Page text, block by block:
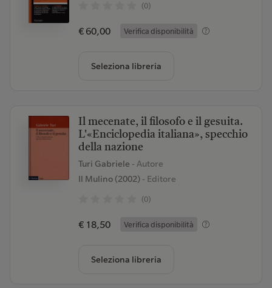
(0)
€ 60,00 Verifica disponibilità
Seleziona libreria
Il mecenate, il filosofo e il gesuita.
L'«Enciclopedia italiana», specchio
della nazione
Turi Gabriele - Autore
Il Mulino (2002)- Editore
(0)
€ 18,50 Verifica disponibilità
Seleziona libreria